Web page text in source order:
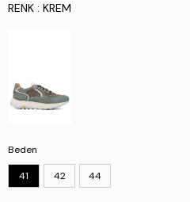
RENK : KREM
Beden
41 42 44